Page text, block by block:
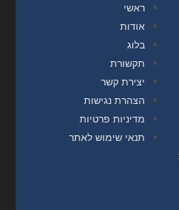
ראשי
אודות
בלוג
תקשורת
יצירת קשר
הצהרת נגישות
מדיניות פרטיות
תנאי שימוש לאתר